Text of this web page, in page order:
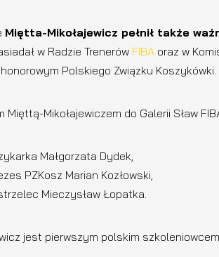
Miętta-Mikołajewicz pełnił także
w Radzie Trenerów FIBA oraz w
Polskiego Związku Koszykówki.
Mięttą-Mikołajewiczem do Galerii Sław
Małgorzata Dydek,
PZKosz Marian Kozłowski,
Mieczysław Łopatka.
jest pierwszym polskim